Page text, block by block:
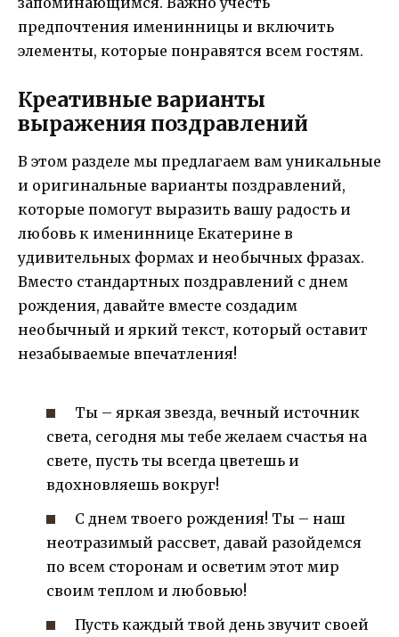
предпочтения именинницы и включить
элементы, которые понравятся всем гостям.
Креативные варианты
выражения поздравлений
В этом разделе мы предлагаем вам уникальные
и оригинальные варианты поздравлений,
которые помогут выразить вашу радость и
любовь к имениннице Екатерине в
удивительных формах и необычных фразах.
Вместо стандартных поздравлений с днем
рождения, давайте вместе создадим
необычный и яркий текст, который оставит
незабываемые впечатления!
Ты – яркая звезда, вечный источник
света, сегодня мы тебе желаем счастья на
свете, пусть ты всегда цветешь и
вдохновляешь вокруг!
С днем твоего рождения! Ты – наш
неотразимый рассвет, давай разойдемся
по всем сторонам и осветим этот мир
своим теплом и любовью!
Пусть каждый твой день звучит своей